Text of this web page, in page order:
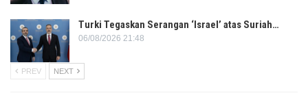
Turki Tegaskan Serangan ‘Israel’ atas Suriah…
06/08/2026 21:48
PREV NEXT